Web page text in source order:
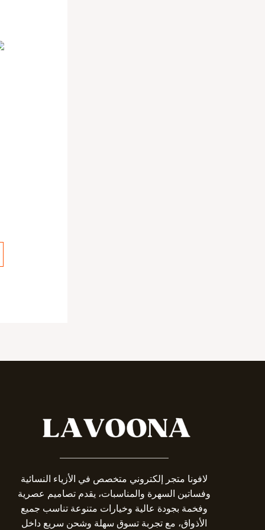
لافونا متجر إلكتروني متخصص في الأزياء النسائية
وفساتين السهرة والمناسبات، يقدم تصاميم عصرية
وفخمة بجودة عالية وخيارات متنوعة تناسب جميع
الأذواق، مع تجربة تسوق سهلة وشحن سريع داخل